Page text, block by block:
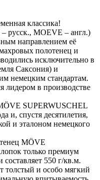
классика!
русск., MOEVE – англ.)
направлением её
полотенец и
исключительно в
Саксония) и
немецким стандартам.
лидером в производстве
SUPERWUSCHEL
и, спустя десятилетия,
и эталоном немецкого
MÖVE
только премиум
550 г/кв.м.
толстый и особо мягкий